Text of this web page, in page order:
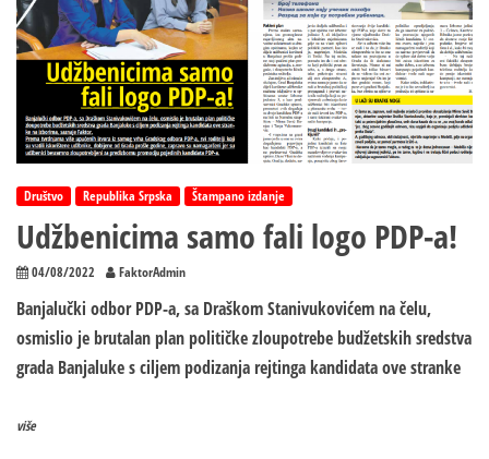
Društvo Republika Srpska Štampano izdanje
Udžbenicima samo fali logo PDP-a!
04/08/2022 FaktorAdmin
Banjalučki odbor PDP-a, sa Draškom Stanivukovićem na čelu,
osmislio je brutalan plan političke zloupotrebe budžetskih sredstva
grada Banjaluke s ciljem podizanja rejtinga kandidata ove stranke
više